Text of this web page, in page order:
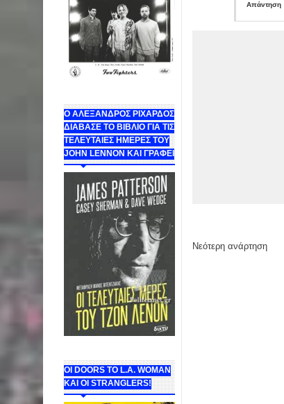
Ο ΑΛΕΞΑΝΔΡΟΣ ΡΙΧΑΡΔΟΣ
ΔΙΑΒΑΣΕ ΤΟ ΒΙΒΛΙΟ ΓΙΑ ΤΙΣ
ΤΕΛΕΥΤΑΙΕΣ ΗΜΕΡΕΣ ΤΟΥ
JOHN LENNON ΚΑΙ ΓΡΑΦΕΙ
ΟΙ DOORS ΤΟ L.A. WOMAN
KAI OI STRANGLERS!
Απάντηση
Νεότερη ανάρτηση